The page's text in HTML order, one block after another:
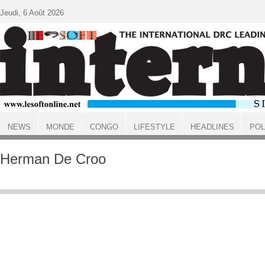
ACCUEIL
Herman De Croo
Jeudi, 6 Août 2026
NEWS MONDE CONGO LIFESTYLE HEADLINES